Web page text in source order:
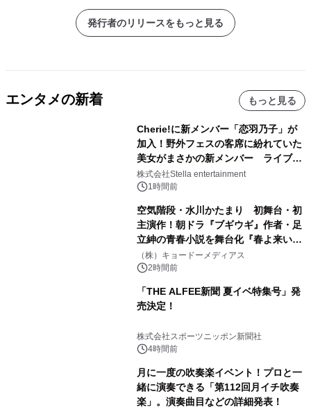
発行者のリリースをもっと見る
エンタメの新着 もっと見る
Cherie!に新メンバー「恋羽乃子」が
加入！野外フェスの客席に紛れていた
美女がまさかの新メンバー ライブ中
のサプライズ発表に会場騒然
株式会社Stella entertainment
1時間前
空気階段・水川かたまり 初舞台・初
主演作！朝ドラ『ブギウギ』作者・足
立紳の青春小説を舞台化『春よ来い、
マジで来い』キービジュアル解禁！
（株）キョードーメディアス
2時間前
「THE ALFEE新聞 夏イベ特集号」発
売決定！
株式会社スポーツニッポン新聞社
4時間前
月に一度の吹奏楽イベント！プロと一
緒に演奏できる「第112回月イチ吹奏
楽」。演奏曲目などの詳細発表！